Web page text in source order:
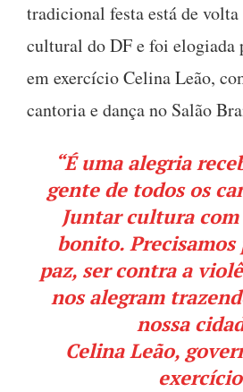
tradicional festa está de
cultural do DF e foi elogiada
em exercício Celina Leão,
cantoria e dança no Salão
“É uma alegria
gente de todos os
Juntar cultura
bonito. Precisamos
paz, ser contra a
nos alegram
nossa
Celina Leão,
exercício